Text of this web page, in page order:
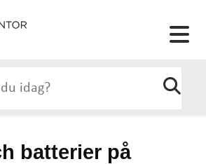
batterier på